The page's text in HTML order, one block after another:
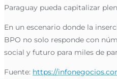
Paraguay pueda capitalizar
En un escenario donde la
BPO no solo responde con
social y futuro para miles de
Fuente: https://